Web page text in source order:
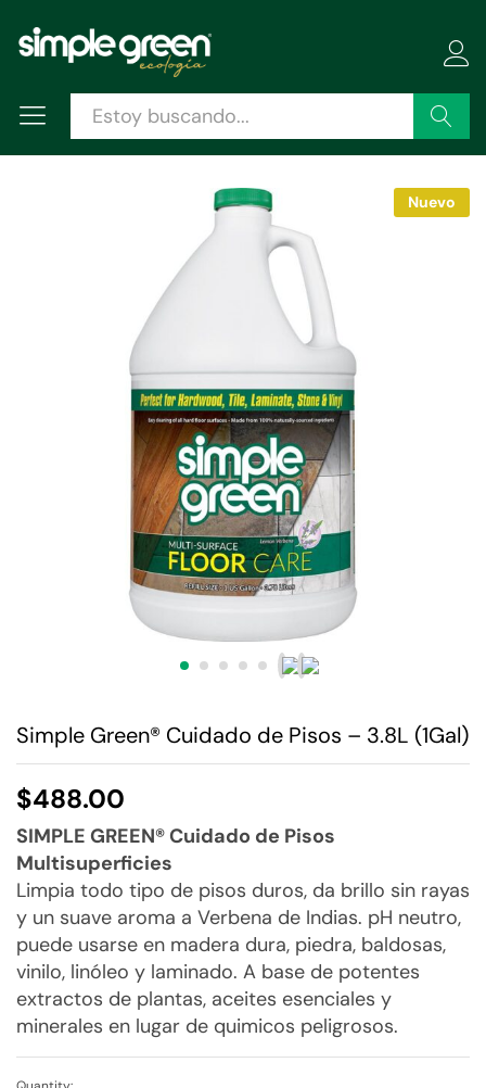
Buscar
Nuevo
Simple Green® Cuidado de Pisos – 3.8L (1Gal)
$488.00
SIMPLE GREEN® Cuidado de Pisos
Multisuperficies
Limpia todo tipo de pisos duros, da brillo sin rayas
y un suave aroma a Verbena de Indias. pH neutro,
puede usarse en madera dura, piedra, baldosas,
vinilo, linóleo y laminado. A base de potentes
extractos de plantas, aceites esenciales y
minerales en lugar de quimicos peligrosos.